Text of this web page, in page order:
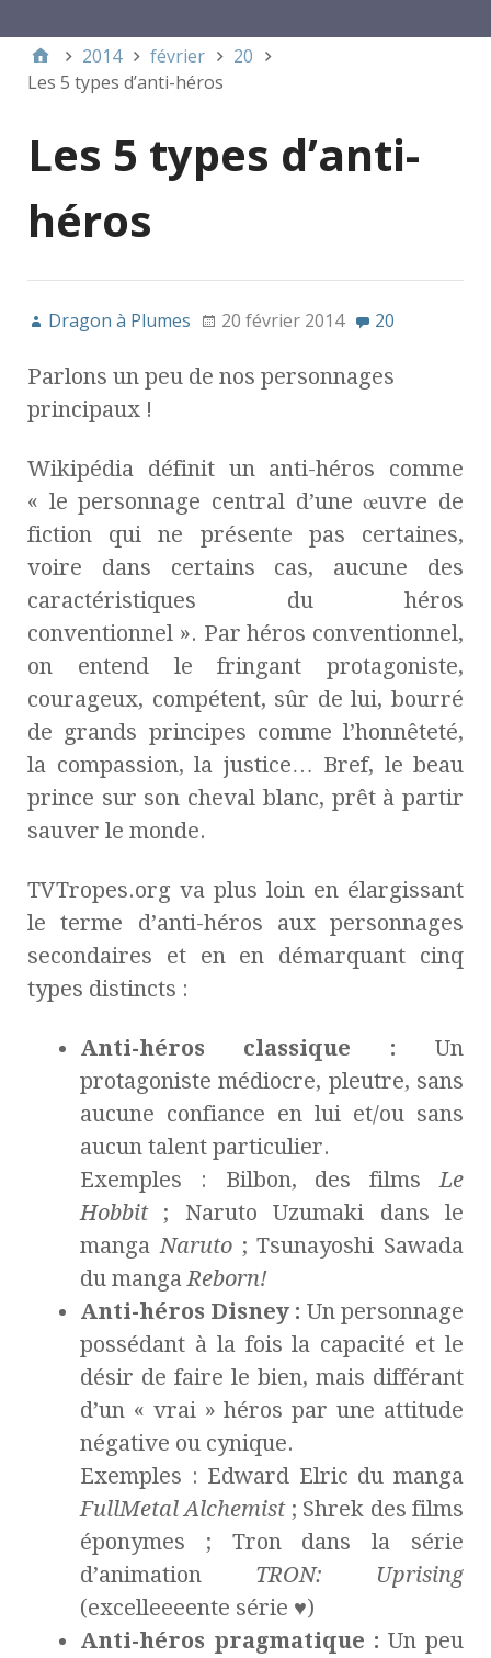
Menu 1
2014 février
20
Les 5 types d’anti-héros
Les 5 types d’anti-
héros
Dragon à Plumes 20 février 2014 20
Parlons un peu de nos personnages
principaux !
Wikipédia définit un anti-héros comme
« le personnage central d’une œuvre de
fiction qui ne présente pas certaines,
voire dans certains cas, aucune des
caractéristiques du héros
conventionnel ». Par héros conventionnel,
on entend le fringant protagoniste,
courageux, compétent, sûr de lui, bourré
de grands principes comme l’honnêteté,
la compassion, la justice… Bref, le beau
prince sur son cheval blanc, prêt à partir
sauver le monde.
TVTropes.org va plus loin en élargissant
le terme d’anti-héros aux personnages
secondaires et en en démarquant cinq
types distincts :
Anti-héros classique : Un
protagoniste médiocre, pleutre, sans
aucune confiance en lui et/ou sans
aucun talent particulier.
Exemples : Bilbon, des filmsLe
Hobbit; Naruto Uzumaki dans le
mangaNaruto ; Tsunayoshi Sawada
du mangaReborn!
Anti-héros Disney : Un personnage
possédant à la fois la capacité et le
désir de faire le bien, mais différant
d’un « vrai » héros par une attitude
négative ou cynique.
Exemples : Edward Elric du manga
FullMetal Alchemist; Shrek des films
éponymes ; Tron dans la série
d’animation TRON: Uprising
(excelleeeente série ♥)
Anti-héros pragmatique : Un peu